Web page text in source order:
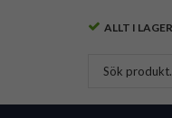
ALLT I LAGER